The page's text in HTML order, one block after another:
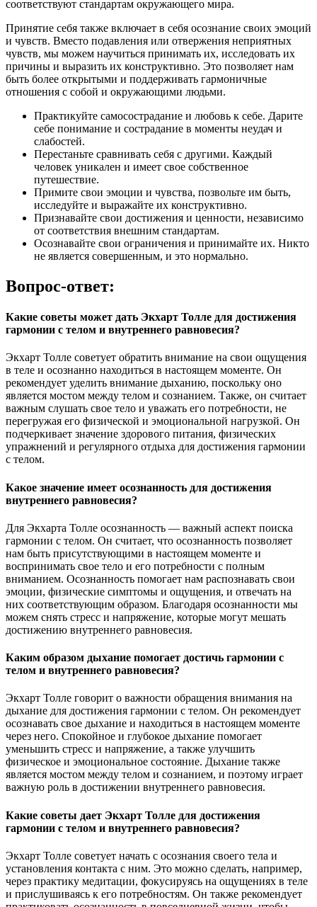
соответствуют стандартам окружающего мира.
Принятие себя также включает в себя осознание своих эмоций
и чувств. Вместо подавления или отвержения неприятных
чувств, мы можем научиться принимать их, исследовать их
причины и выразить их конструктивно. Это позволяет нам
быть более открытыми и поддерживать гармоничные
отношения с собой и окружающими людьми.
Практикуйте самосострадание и любовь к себе. Дарите
себе понимание и сострадание в моменты неудач и
слабостей.
Перестаньте сравнивать себя с другими. Каждый
человек уникален и имеет свое собственное
путешествие.
Примите свои эмоции и чувства, позвольте им быть,
исследуйте и выражайте их конструктивно.
Признавайте свои достижения и ценности, независимо
от соответствия внешним стандартам.
Осознавайте свои ограничения и принимайте их. Никто
не является совершенным, и это нормально.
Вопрос-ответ:
Какие советы может дать Экхарт Толле для достижения
гармонии с телом и внутреннего равновесия?
Экхарт Толле советует обратить внимание на свои ощущения
в теле и осознанно находиться в настоящем моменте. Он
рекомендует уделить внимание дыханию, поскольку оно
является мостом между телом и сознанием. Также, он считает
важным слушать свое тело и уважать его потребности, не
перегружая его физической и эмоциональной нагрузкой. Он
подчеркивает значение здорового питания, физических
упражнений и регулярного отдыха для достижения гармонии
с телом.
Какое значение имеет осознанность для достижения
внутреннего равновесия?
Для Экхарта Толле осознанность — важный аспект поиска
гармонии с телом. Он считает, что осознанность позволяет
нам быть присутствующими в настоящем моменте и
воспринимать свое тело и его потребности с полным
вниманием. Осознанность помогает нам распознавать свои
эмоции, физические симптомы и ощущения, и отвечать на
них соответствующим образом. Благодаря осознанности мы
можем снять стресс и напряжение, которые могут мешать
достижению внутреннего равновесия.
Каким образом дыхание помогает достичь гармонии с
телом и внутреннего равновесия?
Экхарт Толле говорит о важности обращения внимания на
дыхание для достижения гармонии с телом. Он рекомендует
осознавать свое дыхание и находиться в настоящем моменте
через него. Спокойное и глубокое дыхание помогает
уменьшить стресс и напряжение, а также улучшить
физическое и эмоциональное состояние. Дыхание также
является мостом между телом и сознанием, и поэтому играет
важную роль в достижении внутреннего равновесия.
Какие советы дает Экхарт Толле для достижения
гармонии с телом и внутреннего равновесия?
Экхарт Толле советует начать с осознания своего тела и
установления контакта с ним. Это можно сделать, например,
через практику медитации, фокусируясь на ощущениях в теле
и прислушиваясь к его потребностям. Он также рекомендует